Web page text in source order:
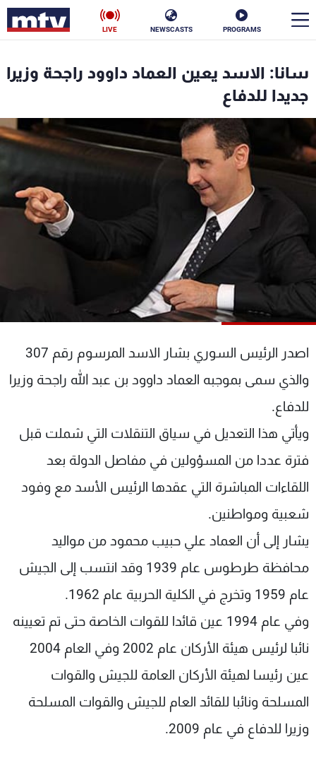
PROGRAMS
NEWSCASTS
LIVE
سانا: الاسد يعين العماد داوود راجحة وزيرا
جديدا للدفاع
اصدر الرئيس السوري بشار الاسد المرسوم رقم 307
والذي سمى بموجبه العماد داوود بن عبد الله راجحة وزيرا
للدفاع.
ويأتي هذا التعديل في سياق التنقلات التي شملت قبل
فترة عددا من المسؤولين في مفاصل الدولة بعد
اللقاءات المباشرة التي عقدها الرئيس الأسد مع وفود
شعبية ومواطنين.
يشار إلى أن العماد علي حبيب محمود من مواليد
محافظة طرطوس عام 1939 وقد انتسب إلى الجيش
عام 1959 وتخرج في الكلية الحربية عام 1962.
وفي عام 1994 عين قائدا للقوات الخاصة حتى تم تعيينه
نائبا لرئيس هيئة الأركان عام 2002 وفي العام 2004
عين رئيسا لهيئة الأركان العامة للجيش والقوات
المسلحة ونائبا للقائد العام للجيش والقوات المسلحة
وزيرا للدفاع في عام 2009.
الأخبار
إقتصاد
كأس العالم
البرامج
جدول البرامج
الترددات
الإنـتـاج
لاعلاناتكم
شروط الإسـتخدام
سياسة الخصوصية